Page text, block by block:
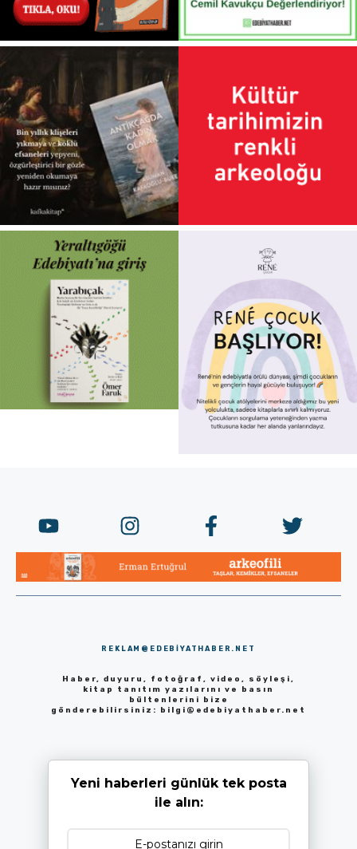
REKLAM@EDEBIYATHABER.NET
Haber, duyuru, fotoğraf, video, söyleşi,
kitap tanıtım yazılarını ve basın
bültenlerini bize
gönderebilirsiniz: bilgi@edebiyathaber.net
Yeni haberleri günlük tek posta
ile alın: